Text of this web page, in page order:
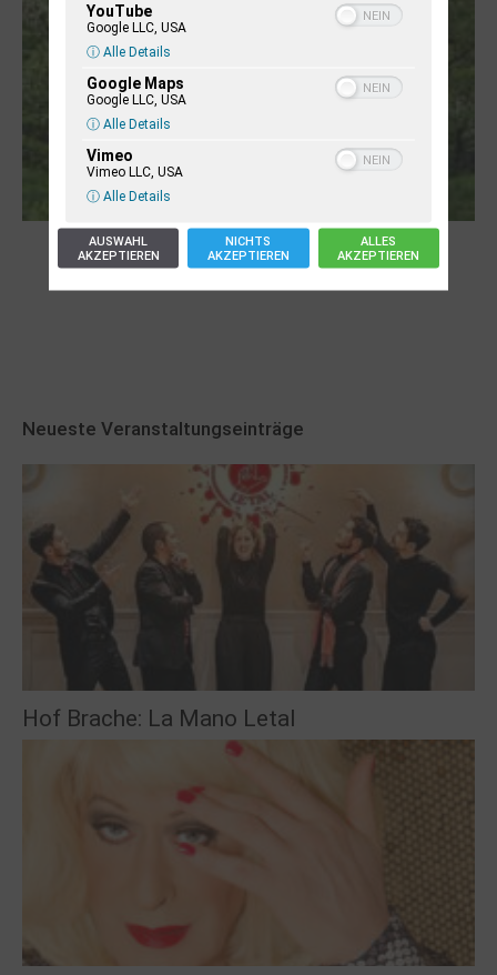
Robert Schads „Blickweit“: Linien im Land
der Horizonte
Neueste Veranstaltungseinträge
Hof Brache: La Mano Letal
YouTube
Google LLC, USA
ⓘ Alle Details
Google Maps
Google LLC, USA
ⓘ Alle Details
Vimeo
Vimeo LLC, USA
ⓘ Alle Details
AUSWAHL
AKZEPTIEREN
NICHTS
AKZEPTIEREN
ALLES
AKZEPTIEREN